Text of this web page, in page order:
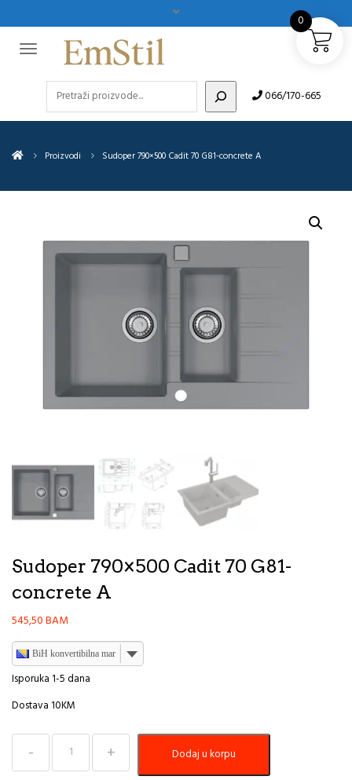
066/170-665
Proizvodi Sudoper 790×500 Cadit 70 G81-concrete A
Sudoper 790×500 Cadit 70 G81-
concrete A
545,50BAM
BiH konvertibilna marka
Isporuka 1-5 dana
Dostava 10KM
Sudoper
790x500
Cadit
Dodaj u korpu
0